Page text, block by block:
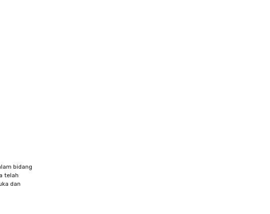
bidang
telah
dan